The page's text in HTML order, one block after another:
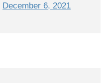
December 6, 2021